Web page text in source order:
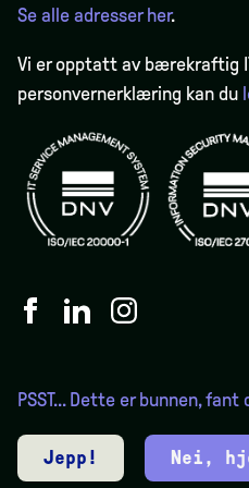
Se alle adresser her.
Vi er opptatt av bærekraftig
personvernerklæring kan du
PSST... Dette er bunnen,
Jepp! Nei,